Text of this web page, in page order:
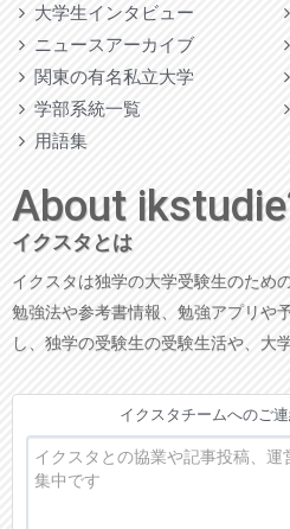
大学生インタビュー
ニュースアーカイブ
関東の有名私立大学
学部系統一覧
用語集
About
イクスタとは
イクスタは独学の大学受験生のため
勉強法や参考書情報、勉強アプリや
し、独学の受験生の受験生活や、大
イクスタチームへのご連